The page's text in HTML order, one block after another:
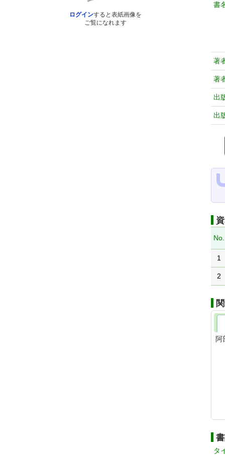
ログインすると表紙画像を
ご覧になれます
書
著
著
出
出
No.
1
2
阿
タ